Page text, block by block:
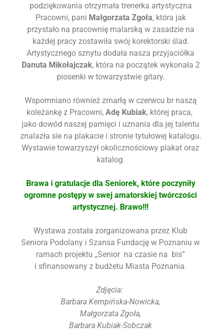
podziękowania otrzymała trenerka artystyczna
Pracowni, pani Małgorzata Zgoła, która jak
przystało na pracownię malarską w zasadzie na
każdej pracy zostawiła swój korektorski ślad.
Artystycznego sznytu dodała nasza przyjaciółka
Danuta Mikołajczak, która na początek wykonała 2
piosenki w towarzystwie gitary.
Wspomniano również zmarłą w czerwcu br naszą
koleżankę z Pracowni, Adę Kubiak, której praca,
jako dowód naszej pamięci i uznania dla jej talentu
znalazła sie na plakacie i stronie tytułowej katalogu.
Wystawie towarzyszył okolicznościowy plakat oraz
katalog.
Brawa i gratulacje dla Seniorek, które poczyniły
ogromne postępy w swej amatorskiej twórczości
artystycznej. Brawo!!!
Wystawa została zorganizowana przez Klub
Seniora Podolany i Szansa Fundację w Poznaniu w
ramach projektu „Senior na czasie na bis”
i sfinansowany z budżetu Miasta Poznania.
Zdjęcia:
Barbara Kempińska-Nowicka,
Małgorzata Zgoła,
Barbara Kubiak-Sobczak